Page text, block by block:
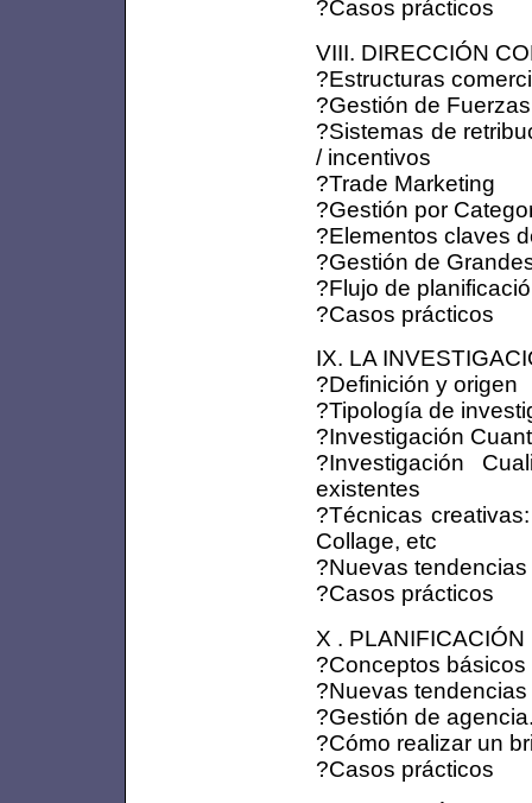
?Casos prácticos
VIII. DIRECCIÓN
?Estructuras
?Gestión de
?Sistemas de
/ incentivos
?Trade Marketing
?Gestión por
?Elementos claves
?Gestión de
?Flujo de
?Casos prácticos
IX. LA
?Definición y origen
?Tipología de
?Investigación
?Investigación
existentes
?Técnicas
Collage, etc
?Nuevas
?Casos prácticos
X .
?Conceptos
?Nuevas
?Gestión de
?Cómo realizar un
?Casos prácticos